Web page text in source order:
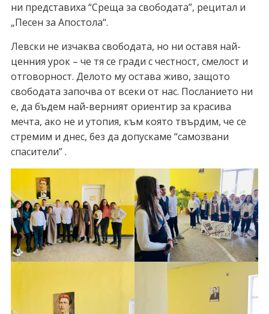
ни представиха “Среща за свободата”, рецитал и
„Песен за Апостола“.
Левски не изчаква свободата, но ни оставя най-
ценния урок – че тя се гради с честност, смелост и
отговорност. Делото му остава живо, защото
свободата започва от всеки от нас. Посланието ни
е, да бъдем най-верният ориентир за красива
мечта, ако не и утопия, към която твърдим, че се
стремим и днес, без да допускаме “самозвани
спасители” .